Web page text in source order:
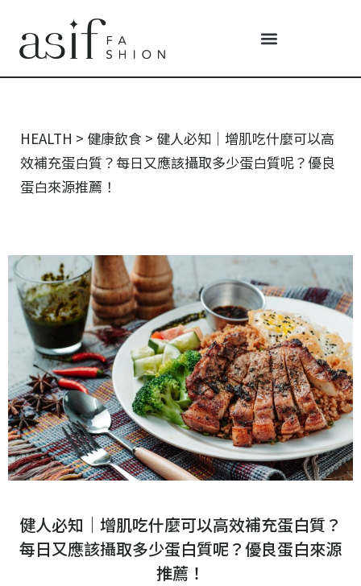
HEALTH > 健康飲食 > 健人必知｜增肌吃什麼可以高
效補充蛋白質？每日又應該攝取多少蛋白質呢？優良
蛋白來源推薦！
健人必知｜增肌吃什麼可以高效補充蛋白質？
每日又應該攝取多少蛋白質呢？優良蛋白來源
推薦！